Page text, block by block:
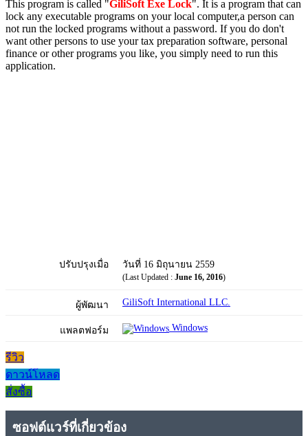
This program is called "GiliSoft Exe Lock". It is a program that can
lock any executable programs on your local computer,a person can
not run the locked programs without a password. If you do don't
want other persons to use your tax preparation software, personal
finance or other programs you like, you simply need to run this
application.
ปรับปรุงเมื่อ วันที่ 16 มิถุนายน 2559
(Last Updated : June 16, 2016)
ผู้พัฒนา GiliSoft International LLC.
แพลตฟอร์ม Windows
รีวิว
ดาวน์โหลด
สั่งซื้อ
ซอฟต์แวร์ที่เกี่ยวข้อง